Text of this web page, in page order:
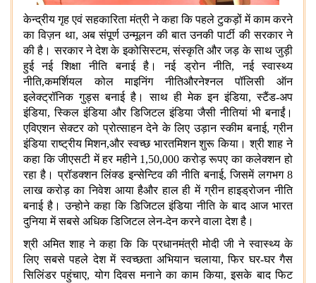
केन्द्रीय गृह एवं सहकारिता मंत्री ने कहा कि पहले टुकड़ों में काम करने
का विज़न था, अब संपूर्ण उन्मूलन की बात उनकी पार्टी की सरकार ने
की है। सरकार ने देश के इकोसिस्टम, संस्कृति और जड़ के साथ जुड़ी
हुई नई शिक्षा नीति बनाई है। नई ड्रोन नीति, नई स्वास्थ्य
नीति,कमर्शियल कोल माइनिंग नीतिऔरनेश्नल पॉलिसी ऑन
इलेक्ट्रॉनिक गुड्स बनाई है। साथ ही मेक इन इंडिया, स्टैंड-अप
इंडिया, स्किल इंडिया और डिजिटल इंडिया जैसी नीतियां भी बनाईं।
एविएशन सेक्टर को प्रोत्साहन देने के लिए उड़ान स्कीम बनाई, ग्रीन
इंडिया राष्ट्रीय मिशन,और स्वच्छ भारतमिशन शुरू किया। श्री शाह ने
कहा कि जीएसटी में हर महीने 1,50,000 करोड़ रूपए का कलेक्शन हो
रहा है। प्रॉडक्शन लिंक्ड इन्सेन्टिव की नीति बनाई, जिसमें लगभग 8
लाख करोड़ का निवेश आया हैऔर हाल ही में ग्रीन हाइड्रोजन नीति
बनाई है। उन्होने कहा कि डिजिटल इंडिया नीति के बाद आज भारत
दुनिया में सबसे अधिक डिजिटल लेन-देन करने वाला देश है।
श्री अमित शाह ने कहा कि कि प्रधानमंत्री मोदी जी ने स्वास्थ्य के
लिए सबसे पहले देश में स्वच्छता अभियान चलाया, फिर घर-घर गैस
सिलिंडर पहुंचाए, योग दिवस मनाने का काम किया, इसके बाद फिट